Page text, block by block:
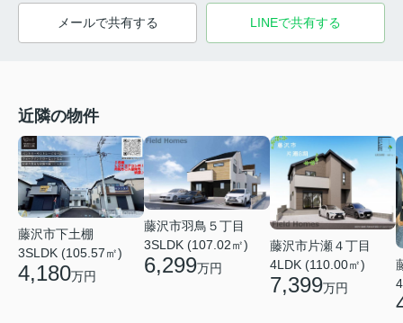
メールで共有する LINEで共有する
近隣の物件
藤沢市下土棚
3SLDK (105.57㎡)
4,180万円
藤沢市羽鳥５丁目
3SLDK (107.02㎡)
6,299万円
藤沢市片瀬４丁目
4LDK (110.00㎡)
7,399万円